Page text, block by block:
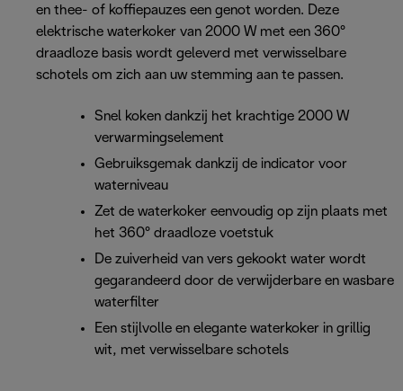
en thee- of koffiepauzes een genot worden. Deze
elektrische waterkoker van 2000 W met een 360°
draadloze basis wordt geleverd met verwisselbare
schotels om zich aan uw stemming aan te passen.
Snel koken dankzij het krachtige 2000 W
verwarmingselement
Gebruiksgemak dankzij de indicator voor
waterniveau
Zet de waterkoker eenvoudig op zijn plaats met
het 360° draadloze voetstuk
De zuiverheid van vers gekookt water wordt
gegarandeerd door de verwijderbare en wasbare
waterfilter
Een stijlvolle en elegante waterkoker in grillig
wit, met verwisselbare schotels